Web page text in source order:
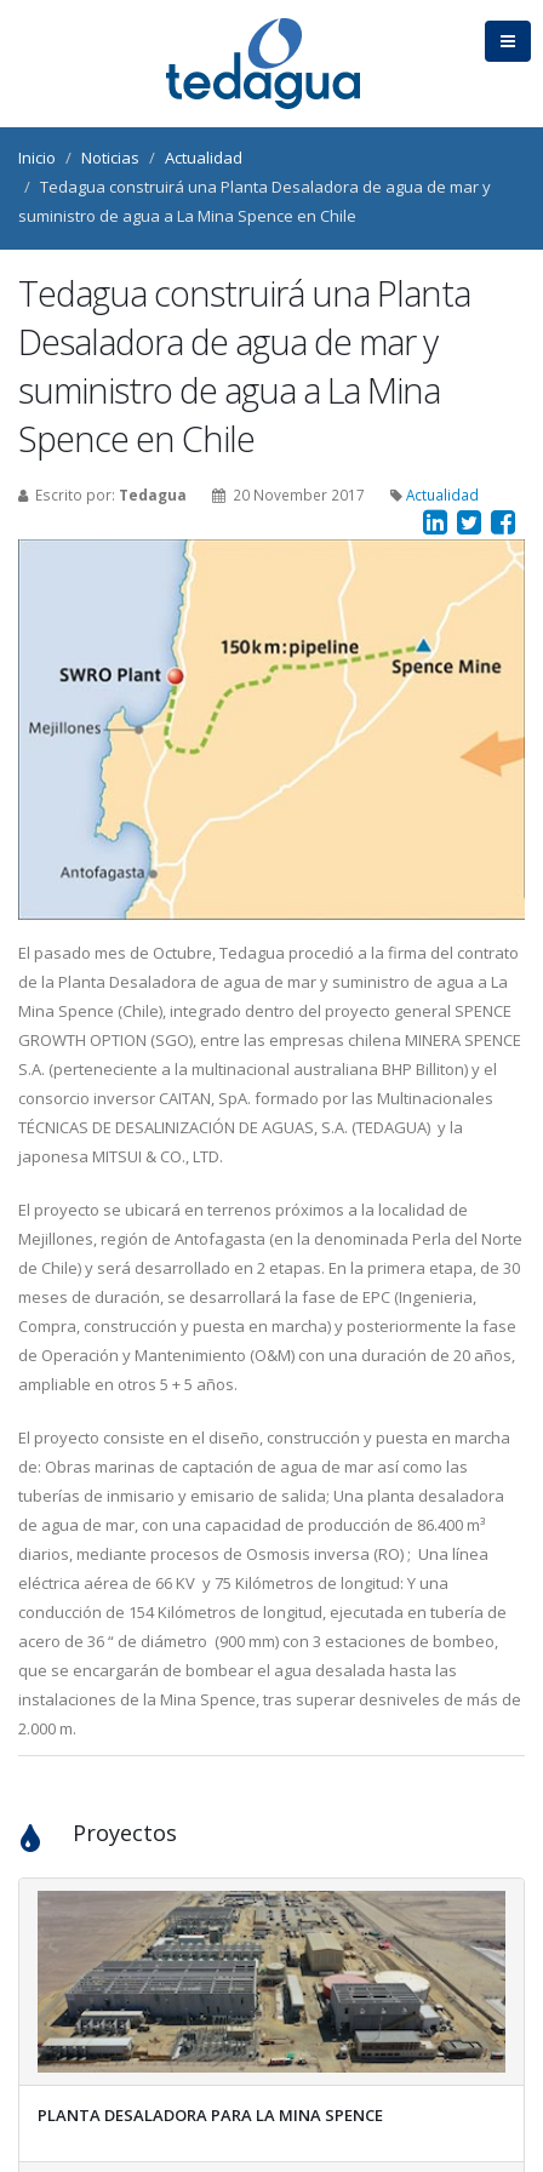
Inicio Noticias
Actualidad
Tedagua construirá una Planta Desaladora de agua de mar y
suministro de agua a La Mina Spence en Chile
Tedagua construirá una Planta
Desaladora de agua de mar y
suministro de agua a La Mina
Spence en Chile
Escrito por: Tedagua 20 November 2017 Actualidad
El pasado mes de Octubre, Tedagua procedió a la firma del contrato
de la Planta Desaladora de agua de mar y suministro de agua a La
Mina Spence (Chile), integrado dentro del proyecto general SPENCE
GROWTH OPTION (SGO), entre las empresas chilena MINERA SPENCE
S.A. (perteneciente a la multinacional australiana BHP Billiton) y el
consorcio inversor CAITAN, SpA. formado por las Multinacionales
TÉCNICAS DE DESALINIZACIÓN DE AGUAS, S.A. (TEDAGUA) y la
japonesa MITSUI & CO., LTD.
El proyecto se ubicará en terrenos próximos a la localidad de
Mejillones, región de Antofagasta (en la denominada Perla del Norte
de Chile) y será desarrollado en 2 etapas. En la primera etapa, de 30
meses de duración, se desarrollará la fase de EPC (Ingenieria,
Compra, construcción y puesta en marcha) y posteriormente la fase
de Operación y Mantenimiento (O&M) con una duración de 20 años,
ampliable en otros 5 + 5 años.
El proyecto consiste en el diseño, construcción y puesta en marcha
de: Obras marinas de captación de agua de mar así como las
tuberías de inmisario y emisario de salida; Una planta desaladora
de agua de mar, con una capacidad de producción de 86.400 m³
diarios, mediante procesos de Osmosis inversa (RO) ; Una línea
eléctrica aérea de 66 KV y 75 Kilómetros de longitud: Y una
conducción de 154 Kilómetros de longitud, ejecutada en tubería de
acero de 36 “ de diámetro (900 mm) con 3 estaciones de bombeo,
que se encargarán de bombear el agua desalada hasta las
instalaciones de la Mina Spence, tras superar desniveles de más de
2.000 m.
Proyectos
PLANTA DESALADORA PARA LA MINA SPENCE